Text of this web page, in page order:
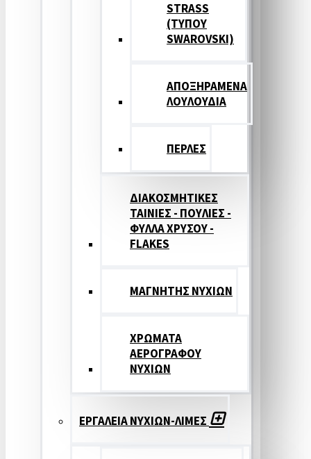
STRASS
(ΤΥΠΟΥ
SWAROVSKI)
ΑΠΟΞΗΡΑΜΕΝΑ
ΛΟΥΛΟΥΔΙΑ
ΠΕΡΛΕΣ
ΔΙΑΚΟΣΜΗΤΙΚΕΣ
ΤΑΙΝΙΕΣ - ΠΟΥΛΙΕΣ -
ΦΥΛΛΑ ΧΡΥΣΟΥ -
FLAKES
ΜΑΓΝΗΤΗΣ ΝΥΧΙΩΝ
ΧΡΩΜΑΤΑ
ΑΕΡΟΓΡΑΦΟΥ
ΝΥΧΙΩΝ
ΕΡΓΑΛΕΙΑ ΝΥΧΙΩΝ-ΛΙΜΕΣ